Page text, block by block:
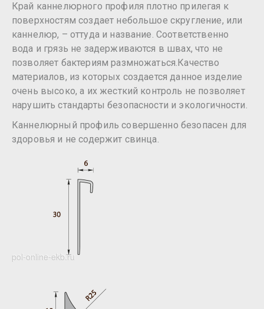
Край каннелюрного профиля плотно прилегая к
поверхностям создает небольшое скругление, или
каннелюр, – оттуда и название. Соответственно
вода и грязь не задерживаются в швах, что не
позволяет бактериям размножаться.Качество
материалов, из которых создается данное изделие
очень высоко, а их жесткий контроль не позволяет
нарушить стандарты безопасности и экологичности.
Каннелюрный профиль совершенно безопасен для
здоровья и не содержит свинца.